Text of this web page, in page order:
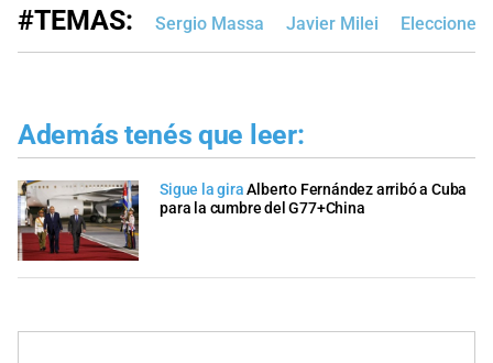
#TEMAS: Sergio Massa Javier Milei Elecciones
Además tenés que leer:
Sigue la gira Alberto Fernández arribó a Cuba
para la cumbre del G77+China